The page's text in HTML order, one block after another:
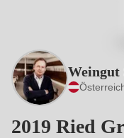
Weingut
2019 Ried